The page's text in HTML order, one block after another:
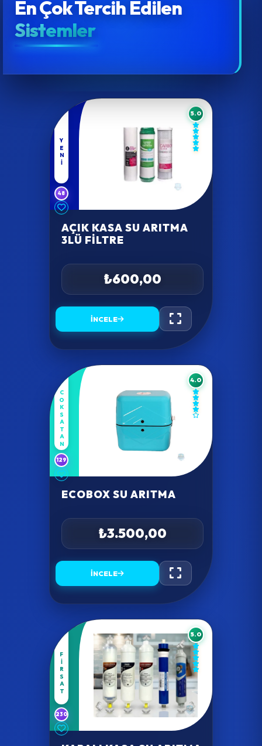
En Çok Tercih Edilen
Sistemler
YENI
48
5.0
AÇIK KASA SU ARITMA
3LÜ FILTRE
₺600,00
İNCELE
COKSATAN
129
4.0
ECOBOX SU ARITMA
₺3.500,00
İNCELE
FIRSAT
230
5.0